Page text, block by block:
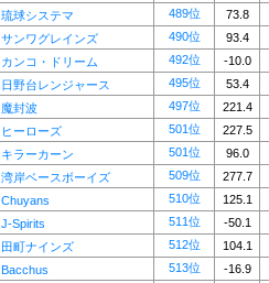
琉球システマ 489位
73.8
サンワグレインズ 490位
93.4
カンコ・ドリーム 492位
-10.0
日野台レンジャース 495位
53.4
魔封波 497位
221.4
ヒーローズ 501位
227.5
キラーカーン 501位
96.0
湾岸ベースボーイズ 509位
277.7
Chuyans 510位
125.1
J-Spirits 511位
-50.1
田町ナインズ 512位
104.1
Bacchus 513位
-16.9